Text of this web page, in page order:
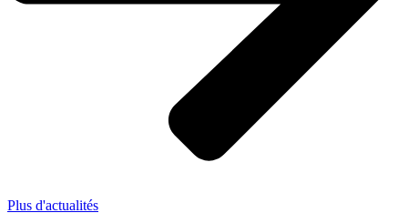
Plus d'actualités